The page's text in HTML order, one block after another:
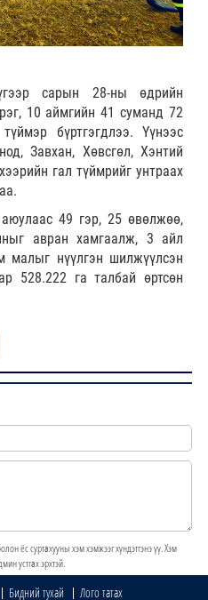
сарын 28-ны өдрийн
10 аймгийн 41 суманд 72
бүртгэгдлээ. Үүнээс
Завхан, Хөвсгөл, Хэнтий
гал түймрийг унтраах
49 гэр, 25 өвөлжөө,
авран хамгаалж, 3 айл
малыг нүүлгэн шилжүүлсэн
528.222 га талбай өртсөн
ёс суртахууны хэм хэмжээг хүндэтгэнэ үү. Хэм
устгах эрхтэй.
Бидний тухай Лого татах